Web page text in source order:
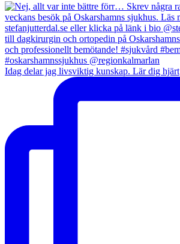
Idag delar jag livsviktig kunskap. Lär dig hjärt